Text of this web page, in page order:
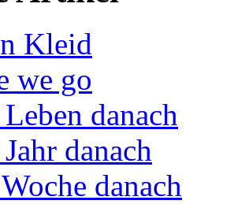
Kleid
we go
danach
danach
danach